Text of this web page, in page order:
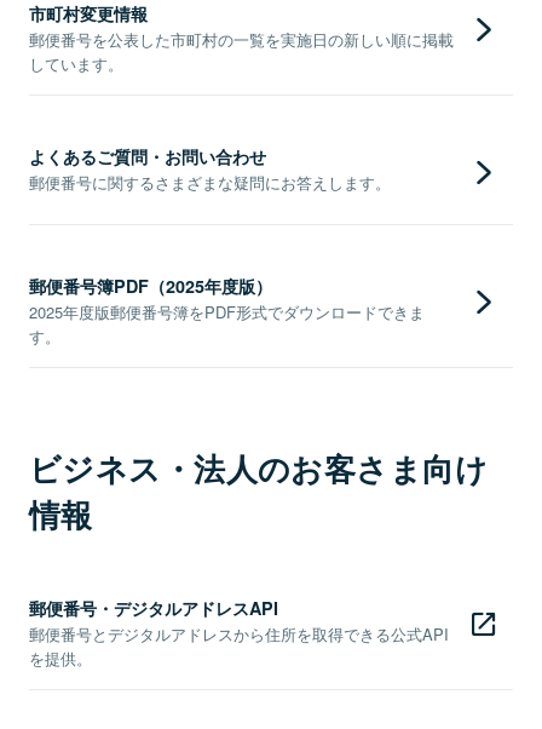
市町村変更情報
郵便番号を公表した市町村の一覧を実施日の新しい順に掲載
しています。
よくあるご質問・お問い合わせ
郵便番号に関するさまざまな疑問にお答えします。
郵便番号簿PDF（2025年度版）
2025年度版郵便番号簿をPDF形式でダウンロードできま
す。
ビジネス・法人のお客さま向け
情報
郵便番号・デジタルアドレスAPI
郵便番号とデジタルアドレスから住所を取得できる公式API
を提供。